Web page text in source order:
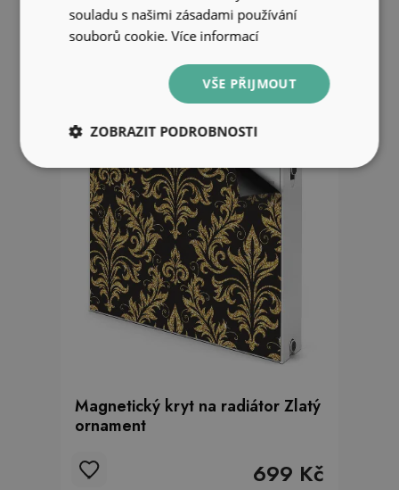
699 Kč
Magnetický kryt na radiátor Zlatý
ornament
699 Kč
souladu s našimi zásadami používání
souborů cookie.Více informací
VŠE PŘIJMOUT
ZOBRAZIT PODROBNOSTI